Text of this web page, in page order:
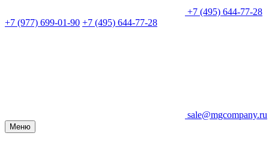
+7 (495) 644-77-28
+7 (977) 699-01-90 +7 (495) 644-77-28
sale@mgcompany.ru
Меню